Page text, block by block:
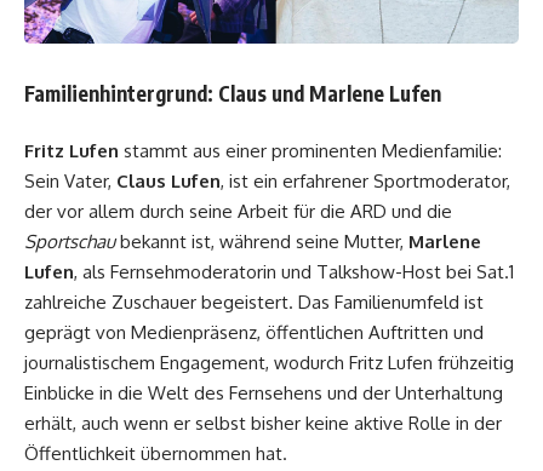
Familienhintergrund: Claus und Marlene Lufen
Fritz Lufen stammt aus einer prominenten Medienfamilie:
Sein Vater, Claus Lufen, ist ein erfahrener Sportmoderator,
der vor allem durch seine Arbeit für die ARD und die
Sportschaubekannt ist, während seine Mutter, Marlene
Lufen, als Fernsehmoderatorin und Talkshow-Host bei Sat.1
zahlreiche Zuschauer begeistert. Das Familienumfeld ist
geprägt von Medienpräsenz, öffentlichen Auftritten und
journalistischem Engagement, wodurch Fritz Lufen frühzeitig
Einblicke in die Welt des Fernsehens und der Unterhaltung
erhält, auch wenn er selbst bisher keine aktive Rolle in der
Öffentlichkeit übernommen hat.